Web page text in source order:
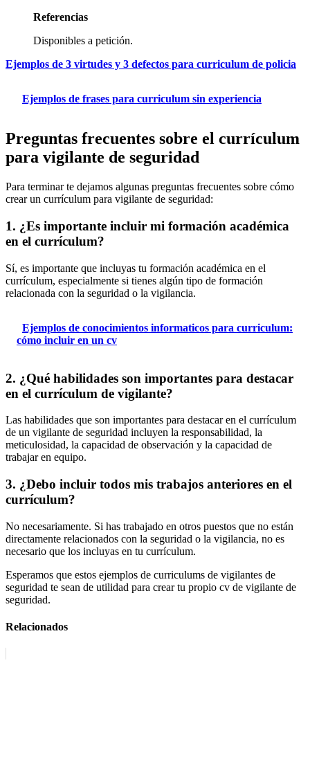
Referencias
Disponibles a petición.
Ejemplos de 3 virtudes y 3 defectos para curriculum de policia
Ejemplos de frases para curriculum sin experiencia
Preguntas frecuentes sobre el currículum
para vigilante de seguridad
Para terminar te dejamos algunas preguntas frecuentes sobre cómo
crear un currículum para vigilante de seguridad:
1. ¿Es importante incluir mi formación académica
en el currículum?
Sí, es importante que incluyas tu formación académica en el
currículum, especialmente si tienes algún tipo de formación
relacionada con la seguridad o la vigilancia.
Ejemplos de conocimientos informaticos para curriculum:
cómo incluir en un cv
2. ¿Qué habilidades son importantes para destacar
en el currículum de vigilante?
Las habilidades que son importantes para destacar en el currículum
de un vigilante de seguridad incluyen la responsabilidad, la
meticulosidad, la capacidad de observación y la capacidad de
trabajar en equipo.
3. ¿Debo incluir todos mis trabajos anteriores en el
currículum?
No necesariamente. Si has trabajado en otros puestos que no están
directamente relacionados con la seguridad o la vigilancia, no es
necesario que los incluyas en tu currículum.
Esperamos que estos ejemplos de curriculums de vigilantes de
seguridad te sean de utilidad para crear tu propio cv de vigilante de
seguridad.
Relacionados